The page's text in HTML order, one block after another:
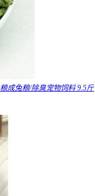
成兔粮/除臭宠物饲料 9.5斤